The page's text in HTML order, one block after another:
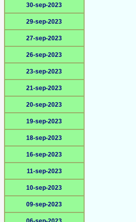
30-sep-2023
29-sep-2023
27-sep-2023
26-sep-2023
23-sep-2023
21-sep-2023
20-sep-2023
19-sep-2023
18-sep-2023
16-sep-2023
11-sep-2023
10-sep-2023
09-sep-2023